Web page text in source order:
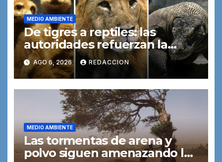
MEDIO AMBIENTE
De tigres a reptiles: las
autoridades refuerzan la
lucha contra las redes
mundiales de tráfico de
especies
AGO 6, 2026 REDACCION
MEDIO AMBIENTE
Las tormentas de arena y
polvo siguen amenazando la